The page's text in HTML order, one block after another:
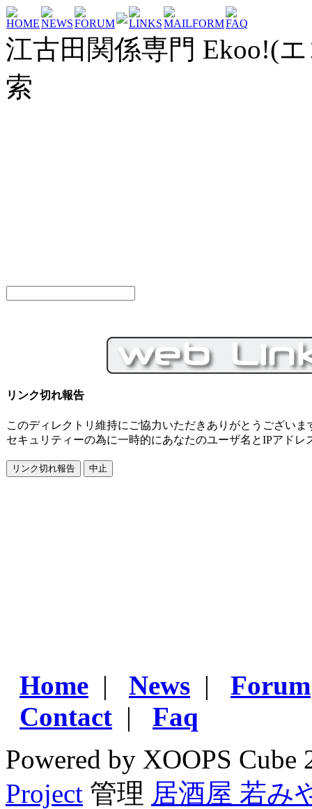
HOMENEWSFORUM LINKSMAILFORMFAQ
江古田関係専門 Ekoo!(
索
リンク切れ報告
このディレクトリ維持にご協力いただきありがとうございま
セキュリティーの為に一時的にあなたのユーザ名とIPアドレ
Home | News | Forum
Contact | Faq
Powered by XOOPS
Project 管理 居酒屋 若み